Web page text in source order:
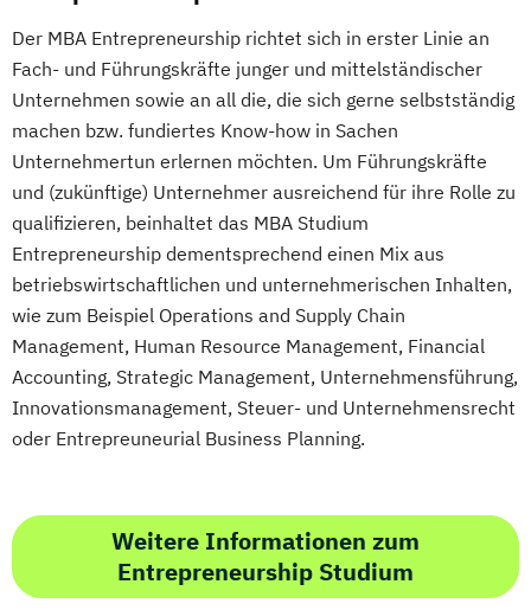
Der MBA Entrepreneurship richtet sich in erster Linie an
Fach- und Führungskräfte junger und mittelständischer
Unternehmen sowie an all die, die sich gerne selbstständig
machen bzw. fundiertes Know-how in Sachen
Unternehmertun erlernen möchten. Um Führungskräfte
und (zukünftige) Unternehmer ausreichend für ihre Rolle zu
qualifizieren, beinhaltet das MBA Studium
Entrepreneurship dementsprechend einen Mix aus
betriebswirtschaftlichen und unternehmerischen Inhalten,
wie zum Beispiel Operations and Supply Chain
Management, Human Resource Management, Financial
Accounting, Strategic Management, Unternehmensführung,
Innovationsmanagement, Steuer- und Unternehmensrecht
oder Entrepreuneurial Business Planning.
Weitere Informationen zum
Entrepreneurship Studium